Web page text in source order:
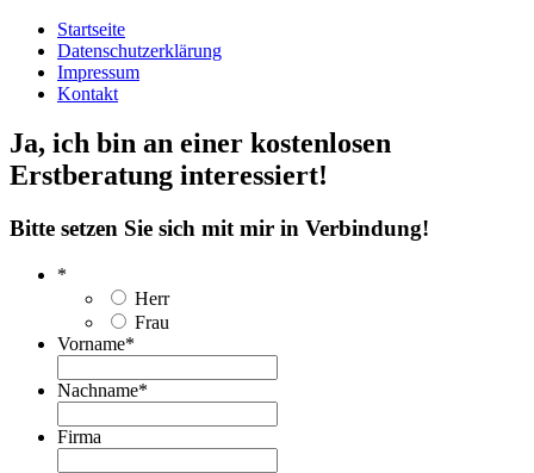
Startseite
Datenschutzerklärung
Impressum
Kontakt
Ja, ich bin an einer kostenlosen
Erstberatung interessiert!
Bitte setzen Sie sich mit mir in Verbindung!
*
Herr
Frau
Vorname*
Nachname*
Firma